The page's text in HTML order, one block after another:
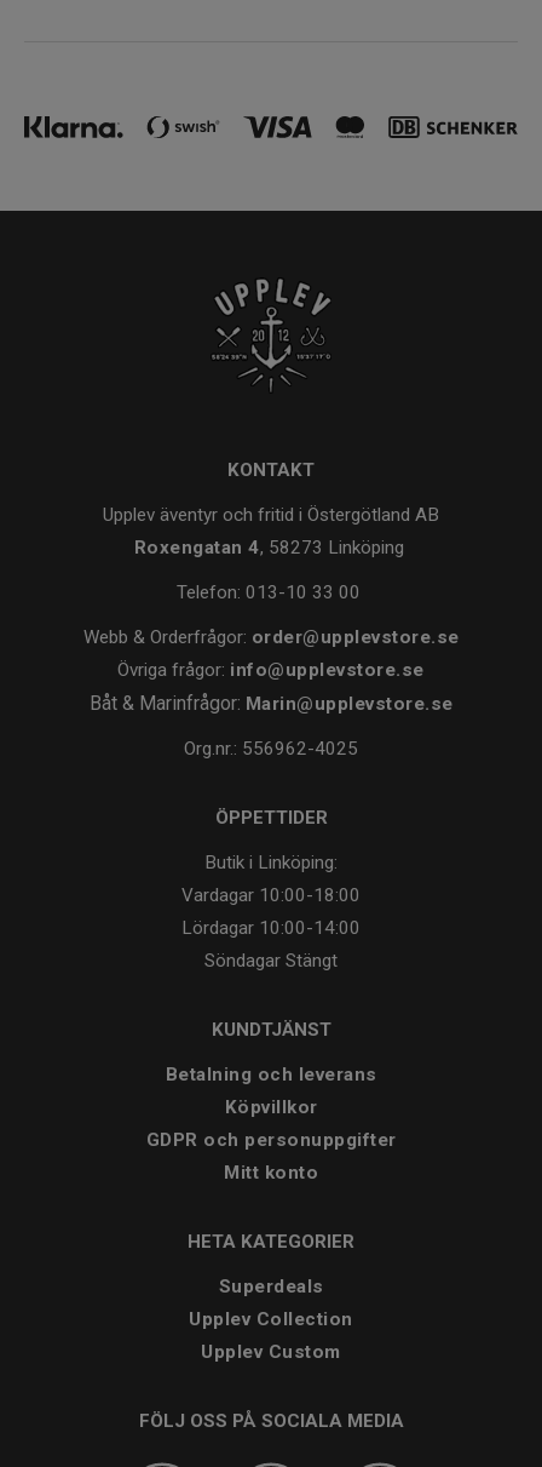
KONTAKT
Upplev äventyr och fritid i Östergötland AB
Roxengatan 4, 58273 Linköping
Telefon: 013-10 33 00
Webb & Orderfrågor: order@upplevstore.se
Övriga frågor: info@upplevstore.se
Båt & Marinfrågor: Marin@upplevstore.se
Org.nr.: 556962-4025
ÖPPETTIDER
Butik i Linköping:
Vardagar 10:00-18:00
Lördagar 10:00-14:00
Söndagar Stängt
KUNDTJÄNST
Betalning och leverans
Köpvillkor
GDPR och personuppgifter
Mitt konto
HETA KATEGORIER
Superdeals
Upplev Collection
Upplev Custom
FÖLJ OSS PÅ SOCIALA MEDIA